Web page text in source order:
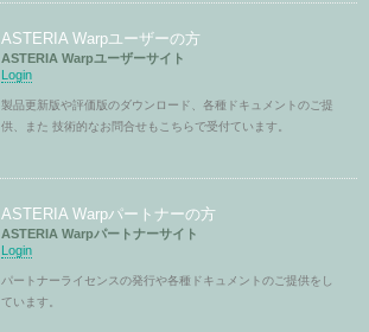
ASTERIA Warpユーザーの方
ASTERIA Warpユーザーサイト
Login
製品更新版や評価版のダウンロード、各種ドキュメントのご提
供、また 技術的なお問合せもこちらで受付ています。
ASTERIA Warpパートナーの方
ASTERIA Warpパートナーサイト
Login
パートナーライセンスの発行や各種ドキュメントのご提供をし
ています。